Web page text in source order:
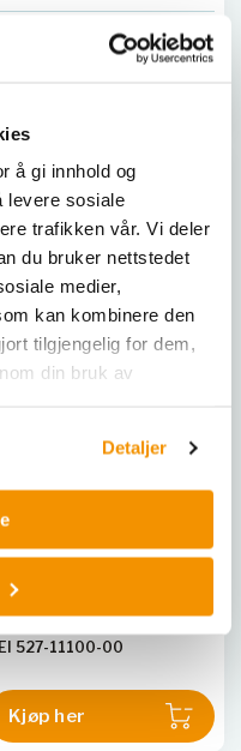
å gi innhold og
levere sosiale
trafikken vår. Vi deler
du bruker nettstedet
medier,
kan kombinere den
tilgjengelig for dem,
din bruk av
Detaljer
525-20015-00
Channel Pump
1.6 mm)
med lav pulsasjon
flyterate fra 0.38 til 3,436
527-11100-00
Kjøp her